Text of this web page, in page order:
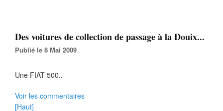
Des voitures de collection de passage à la Douix...
Publié le 8 Mai 2009
Une FIAT 500..
Voir les commentaires
[Haut]